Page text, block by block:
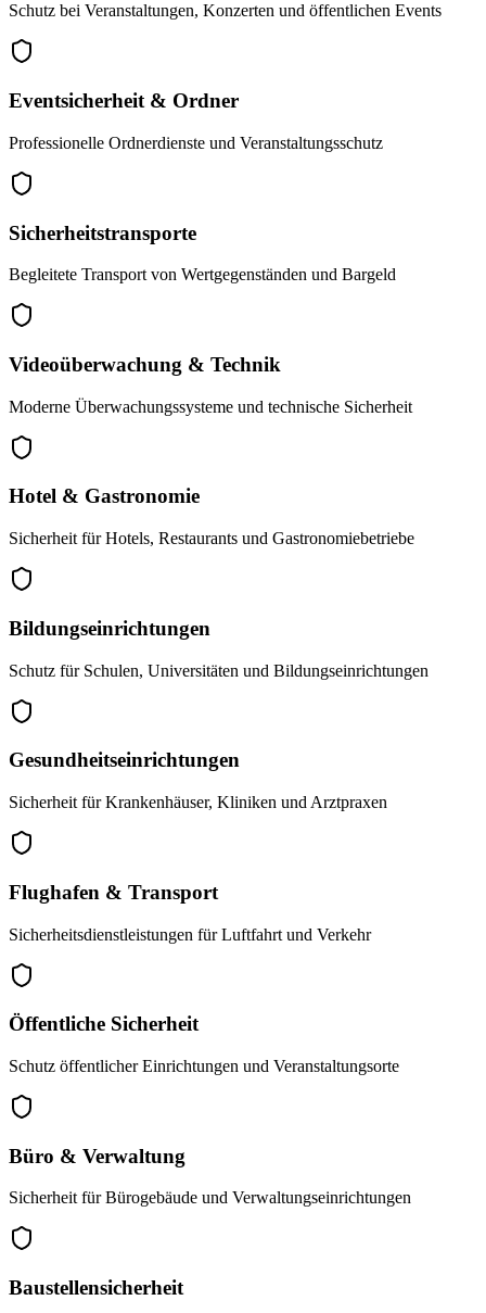
Schutz bei Veranstaltungen, Konzerten und öffentlichen Events
Eventsicherheit & Ordner
Professionelle Ordnerdienste und Veranstaltungsschutz
Sicherheitstransporte
Begleitete Transport von Wertgegenständen und Bargeld
Videoüberwachung & Technik
Moderne Überwachungssysteme und technische Sicherheit
Hotel & Gastronomie
Sicherheit für Hotels, Restaurants und Gastronomiebetriebe
Bildungseinrichtungen
Schutz für Schulen, Universitäten und Bildungseinrichtungen
Gesundheitseinrichtungen
Sicherheit für Krankenhäuser, Kliniken und Arztpraxen
Flughafen & Transport
Sicherheitsdienstleistungen für Luftfahrt und Verkehr
Öffentliche Sicherheit
Schutz öffentlicher Einrichtungen und Veranstaltungsorte
Büro & Verwaltung
Sicherheit für Bürogebäude und Verwaltungseinrichtungen
Baustellensicherheit